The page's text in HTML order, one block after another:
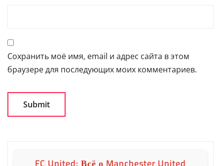
Сохранить моё имя, email и адрес сайта в этом
браузере для последующих моих комментариев.